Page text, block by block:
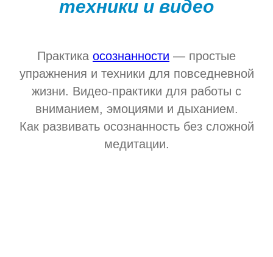
техники и видео
Практика осознанности — простые
упражнения и техники для повседневной
жизни. Видео-практики для работы с
вниманием, эмоциями и дыханием.
Как развивать осознанность без сложной
медитации.